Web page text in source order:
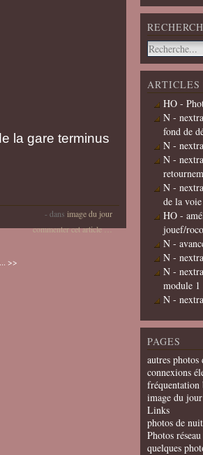
la gare terminus
- dans image du jour
commenter cet article…
>>
ARTICLES
HO -
N -
fond de
N -
N -
N -
de la voie
HO -
jouef/roco
N -
N -
N -
module 1
N -
PAGES
autres photos
connexions
fréquentation
image du
Links
photos de
Photos
quelques